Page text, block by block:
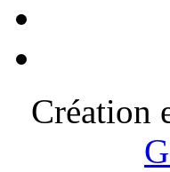
Création